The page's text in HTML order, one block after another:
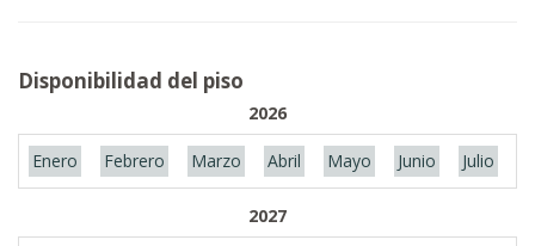
Disponibilidad del piso
2026
Enero Febrero Marzo Abril Mayo Junio Julio
2027